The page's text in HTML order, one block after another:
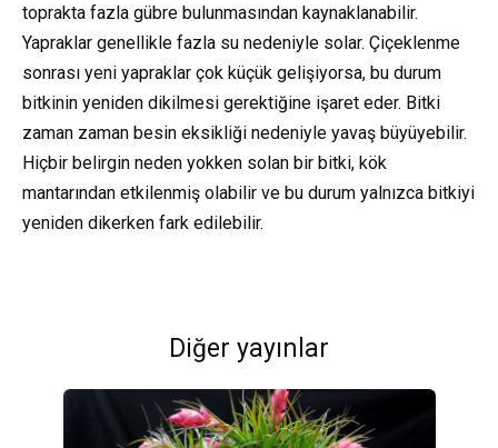
toprakta fazla gübre bulunmasından kaynaklanabilir.
Yapraklar genellikle fazla su nedeniyle solar. Çiçeklenme
sonrası yeni yapraklar çok küçük gelişiyorsa, bu durum
bitkinin yeniden dikilmesi gerektiğine işaret eder. Bitki
zaman zaman besin eksikliği nedeniyle yavaş büyüyebilir.
Hiçbir belirgin neden yokken solan bir bitki, kök
mantarından etkilenmiş olabilir ve bu durum yalnızca bitkiyi
yeniden dikerken fark edilebilir.
Diğer yayınlar